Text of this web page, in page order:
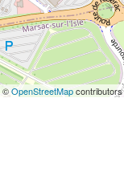
©OpenStreetMapcontributors